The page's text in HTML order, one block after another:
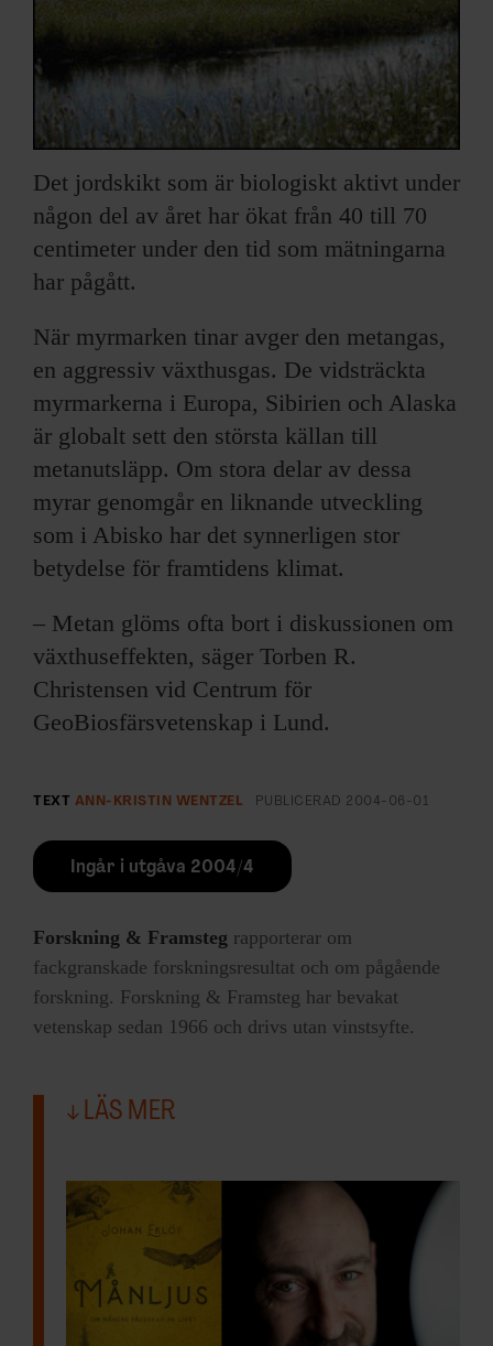
ANNONSERA I F&F
OM F&F
Det jordskikt som är biologiskt aktivt under
någon del av året har ökat från 40 till 70
centimeter under den tid som mätningarna
har pågått.
När myrmarken tinar avger den metangas,
en aggressiv växthusgas. De vidsträckta
myrmarkerna i Europa, Sibirien och Alaska
är globalt sett den största källan till
metanutsläpp. Om stora delar av dessa
myrar genomgår en liknande utveckling
som i Abisko har det synnerligen stor
betydelse för framtidens klimat.
– Metan glöms ofta bort i diskussionen om
växthuseffekten, säger Torben R.
Christensen vid Centrum för
GeoBiosfärsvetenskap i Lund.
TEXT ANN-KRISTIN WENTZEL PUBLICERAD 2004-06-01
Ingår i utgåva 2004/4
Forskning & Framsteg rapporterar om
fackgranskade forskningsresultat och om pågående
forskning. Forskning & Framsteg har bevakat
vetenskap sedan 1966 och drivs utan vinstsyfte.
LÄS MER